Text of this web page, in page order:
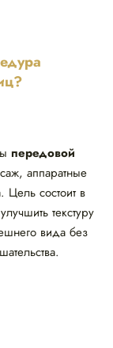
передовой
аппаратные
Цель состоит в
текстуру
вида без